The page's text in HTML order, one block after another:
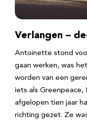
Verlangen –
Antoinette stond
gaan werken, was
worden van een
iets als Greenpeace,
afgelopen tien jaar
richting gezet. Ze